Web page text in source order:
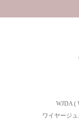
WJDA (
ワイヤージ